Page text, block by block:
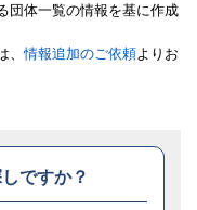
団体一覧の情報を基に作成
、情報追加のご依頼よりお
ですか？